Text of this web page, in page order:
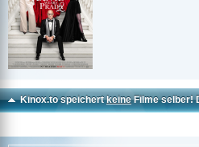
Kinox.to speichertkeineFilme selber!